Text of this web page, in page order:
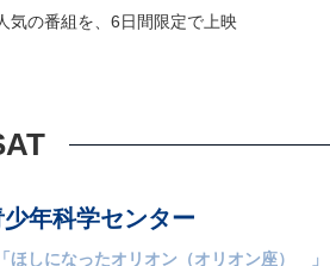
気の番組を、6日間限定で上映
年科学センター
ほしになったオリオン（オリオン座） 」